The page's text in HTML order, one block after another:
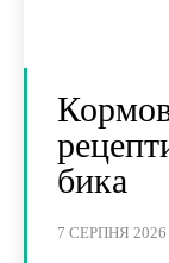
бика
7 СЕРПНЯ 2026